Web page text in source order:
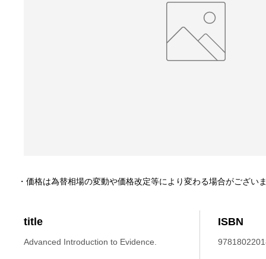
title
Advanced Introduction to Evidence.
ISBN
・価格は為替相場の変動や価格改定等により変わる場合がござい